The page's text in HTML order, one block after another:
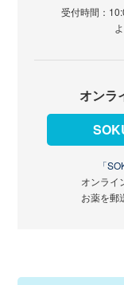
受付時間：
オンラ
「
オンライ
お薬を郵